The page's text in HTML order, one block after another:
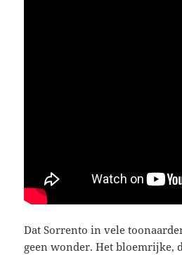
Dat Sorrento in vele
geen wonder. Het bloemrijke,